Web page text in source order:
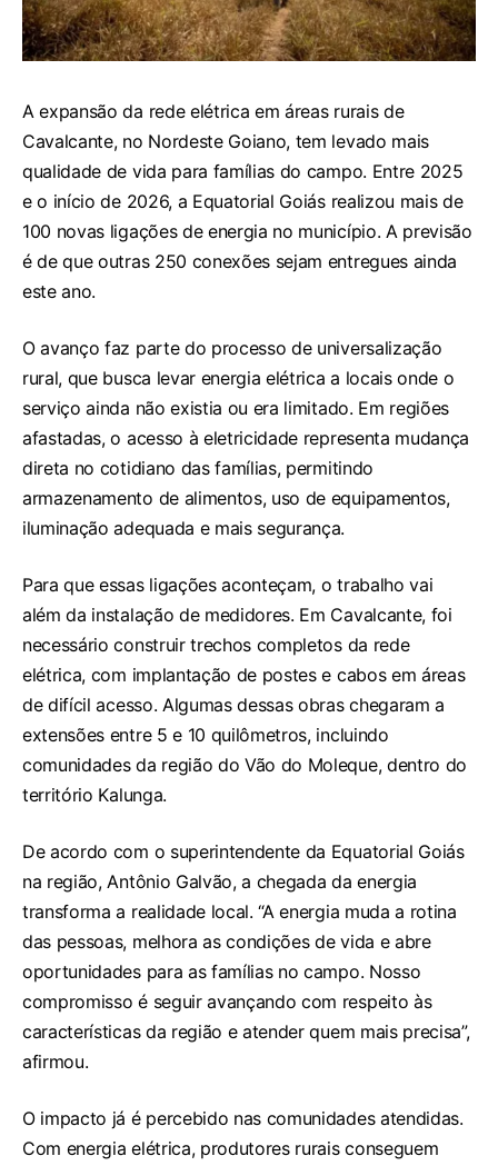
A expansão da rede elétrica em áreas rurais de
Cavalcante, no Nordeste Goiano, tem levado mais
qualidade de vida para famílias do campo. Entre 2025
e o início de 2026, a Equatorial Goiás realizou mais de
100 novas ligações de energia no município. A previsão
é de que outras 250 conexões sejam entregues ainda
este ano.
O avanço faz parte do processo de universalização
rural, que busca levar energia elétrica a locais onde o
serviço ainda não existia ou era limitado. Em regiões
afastadas, o acesso à eletricidade representa mudança
direta no cotidiano das famílias, permitindo
armazenamento de alimentos, uso de equipamentos,
iluminação adequada e mais segurança.
Para que essas ligações aconteçam, o trabalho vai
além da instalação de medidores. Em Cavalcante, foi
necessário construir trechos completos da rede
elétrica, com implantação de postes e cabos em áreas
de difícil acesso. Algumas dessas obras chegaram a
extensões entre 5 e 10 quilômetros, incluindo
comunidades da região do Vão do Moleque, dentro do
território Kalunga.
De acordo com o superintendente da Equatorial Goiás
na região, Antônio Galvão, a chegada da energia
transforma a realidade local. “A energia muda a rotina
das pessoas, melhora as condições de vida e abre
oportunidades para as famílias no campo. Nosso
compromisso é seguir avançando com respeito às
características da região e atender quem mais precisa”,
afirmou.
O impacto já é percebido nas comunidades atendidas.
Com energia elétrica, produtores rurais conseguem